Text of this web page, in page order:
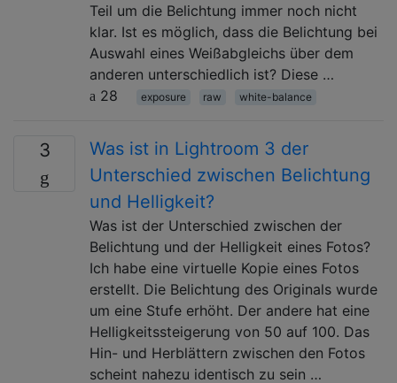
Teil um die Belichtung immer noch nicht
klar. Ist es möglich, dass die Belichtung bei
Auswahl eines Weißabgleichs über dem
anderen unterschiedlich ist? Diese …
28
exposure raw white-balance
3
Was ist in Lightroom 3 der
Unterschied zwischen Belichtung
und Helligkeit?
Was ist der Unterschied zwischen der
Belichtung und der Helligkeit eines Fotos?
Ich habe eine virtuelle Kopie eines Fotos
erstellt. Die Belichtung des Originals wurde
um eine Stufe erhöht. Der andere hat eine
Helligkeitssteigerung von 50 auf 100. Das
Hin- und Herblättern zwischen den Fotos
scheint nahezu identisch zu sein …